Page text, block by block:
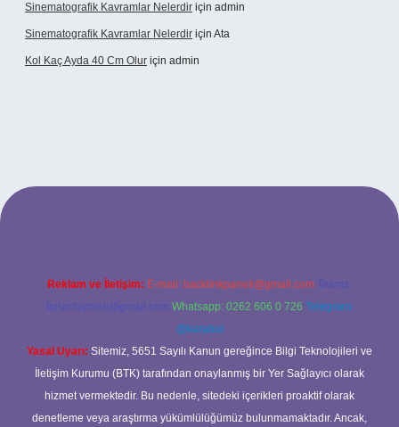
Sinematografik Kavramlar Nelerdir için admin
Sinematografik Kavramlar Nelerdir için Ata
Kol Kaç Ayda 40 Cm Olur için admin
betci.co
Reklam ve İletişim: E-mail: backlinkpaneli@gmail.com Teams:
forumhizmeti@gmail.com Whatsapp: 0262 606 0 726 Telegram:
@karabul
Yasal Uyarı: Sitemiz, 5651 Sayılı Kanun gereğince Bilgi Teknolojileri ve
İletişim Kurumu (BTK) tarafından onaylanmış bir Yer Sağlayıcı olarak
hizmet vermektedir. Bu nedenle, sitedeki içerikleri proaktif olarak
denetleme veya araştırma yükümlülüğümüz bulunmamaktadır. Ancak,